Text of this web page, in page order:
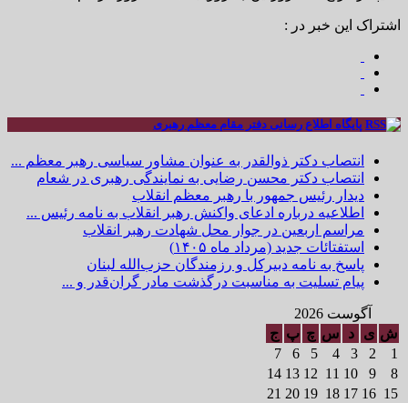
اشتراک این خبر در :
پایگاه اطلاع رسانی دفتر مقام معظم رهبری
انتصاب دکتر ذوالقدر به عنوان مشاور سیاسی رهبر معظم ...
انتصاب دکتر محسن رضایی به نمایندگی رهبری در شعام
دیدار رئیس جمهور با رهبر معظم انقلاب
اطلاعیه درباره ادعای واکنش رهبر انقلاب به نامه رئیس ...
مراسم اربعین در جوار محل شهادت رهبر انقلاب
استفتائات جدید (مرداد ماه ۱۴۰۵)
پاسخ به نامه دبیرکل و رزمندگان حزب‌الله لبنان
پیام تسلیت به مناسبت درگذشت مادر گران‌قدر و ...
آگوست 2026
ش ی د س چ پ ج
1
2
3
4
5
6
7
8
9
10
11
12
13
14
15
16
17
18
19
20
21